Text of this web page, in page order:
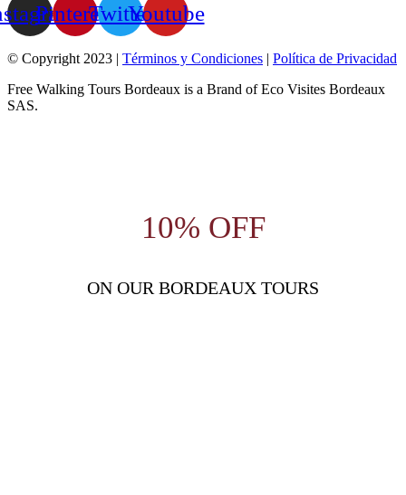
PinterestTwitterYoutube
© Copyright 2023 | Términos y Condiciones | Política de Privacidad
Free Walking Tours Bordeaux is a Brand of Eco Visites Bordeaux
SAS.
10% OFF
ON OUR BORDEAUX TOURS